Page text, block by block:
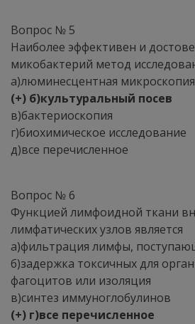
Вопрос № 5
Наиболее эффективен и
микобактерий метод
а)люминесцентная микроскопия
(+) б)культуральный посев
в)бактериоскопия
г)биохимическое исследование
д)все перечисленное
Вопрос № 6
Функцией лимфоидной ткани
лимфатических узлов является
а)фильтрация лимфы,
б)задержка токсичных для
фагоцитов или изоляция
в)синтез иммуноглобулинов
(+) г)все перечисленное